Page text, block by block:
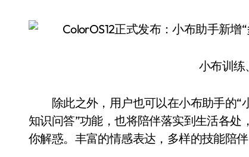
小布训练
除此之外，用户也可以在小布助手的“
知识问答”功能，也将陪伴落实到生活各
你解惑。丰富的情感表达，多样的技能陪